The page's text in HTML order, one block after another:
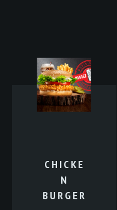
CHICKE
N
BURGER